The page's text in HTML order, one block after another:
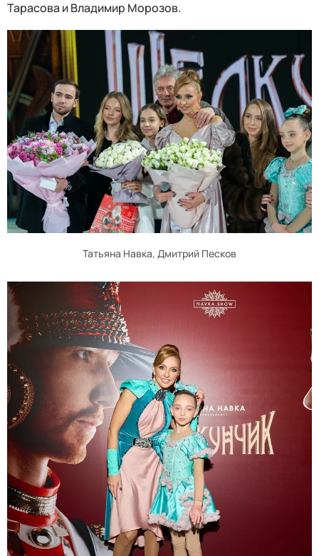
Тарасова и Владимир Морозов.
Татьяна Навка, Дмитрий Песков